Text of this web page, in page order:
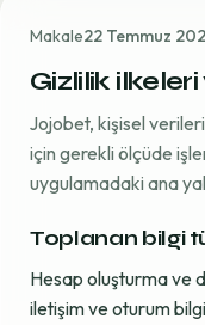
Makale22 Temmuz
Gizlilik ilkeleri
Jojobet, kişisel
için gerekli ölçüde
uygulamadaki ana
Toplanan bilgi
Hesap oluşturma ve
iletişim ve oturum